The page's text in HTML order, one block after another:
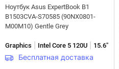
Ноутбук Asus ExpertBook B1
B1503CVA-S70585 (90NX0801-
M00M10) Gentle Grey
Graphics Intel Core 5 120U 15.6"
Бесплатная доставка